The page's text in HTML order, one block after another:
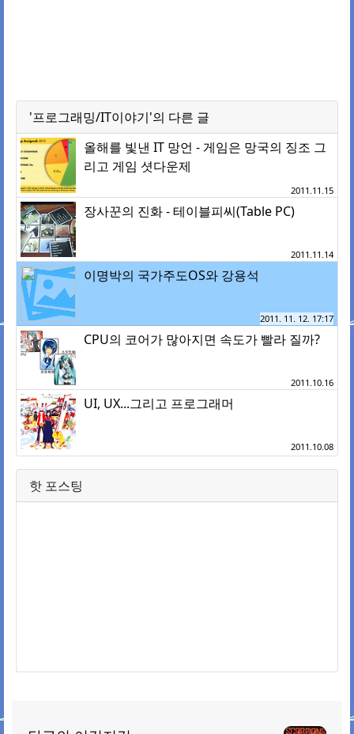
'프로그래밍/IT이야기'의 다른 글
올해를 빛낸 IT 망언 - 게임은 망국의 징조 그
리고 게임 셧다운제
2011.11.15
장사꾼의 진화 - 테이블피씨(Table PC)
2011.11.14
이명박의 국가주도OS와 강용석
2011. 11. 12. 17:17
CPU의 코어가 많아지면 속도가 빨라 질까?
2011.10.16
UI, UX...그리고 프로그래머
2011.10.08
핫 포스팅